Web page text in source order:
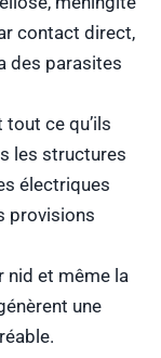
contact direct,
des parasites
ce qu’ils
les structures
électriques
provisions
nid et même la
une